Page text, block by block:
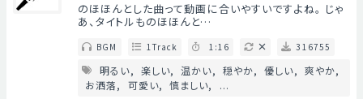
のほほんとした曲って動画に合いやすいですよね。 じゃ
あ、タイトルものほほんと…
BGM 1Track 1:16 316755
明るい 楽しい 温かい 穏やか 優しい
爽やか
お洒落
可愛い 慎ましい ...